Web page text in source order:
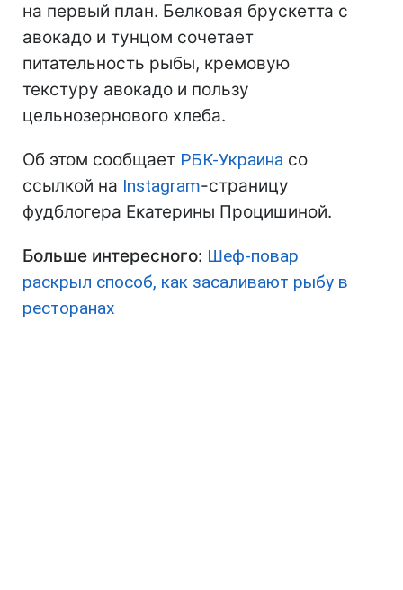
на первый план. Белковая брускетта с
авокадо и тунцом сочетает
питательность рыбы, кремовую
текстуру авокадо и пользу
цельнозернового хлеба.
Об этом сообщает РБК-Украина со
ссылкой на Instagram-страницу
фудблогера Екатерины Процишиной.
Больше интересного: Шеф-повар
раскрыл способ, как засаливают рыбу в
ресторанах